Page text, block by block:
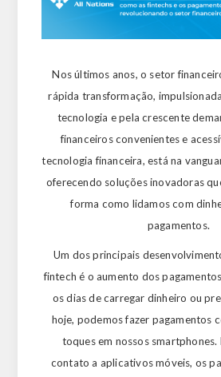
Nos últimos anos, o setor
rápida transformação,
tecnologia e pela crescente
financeiros convenientes e
tecnologia financeira, está na
oferecendo soluções inovadoras
forma como lidamos com
pagamentos.
Um dos principais
fintech é o aumento dos
os dias de carregar dinheiro ou
hoje, podemos fazer pagamentos
toques em nossos smartphones.
contato a aplicativos móveis, os